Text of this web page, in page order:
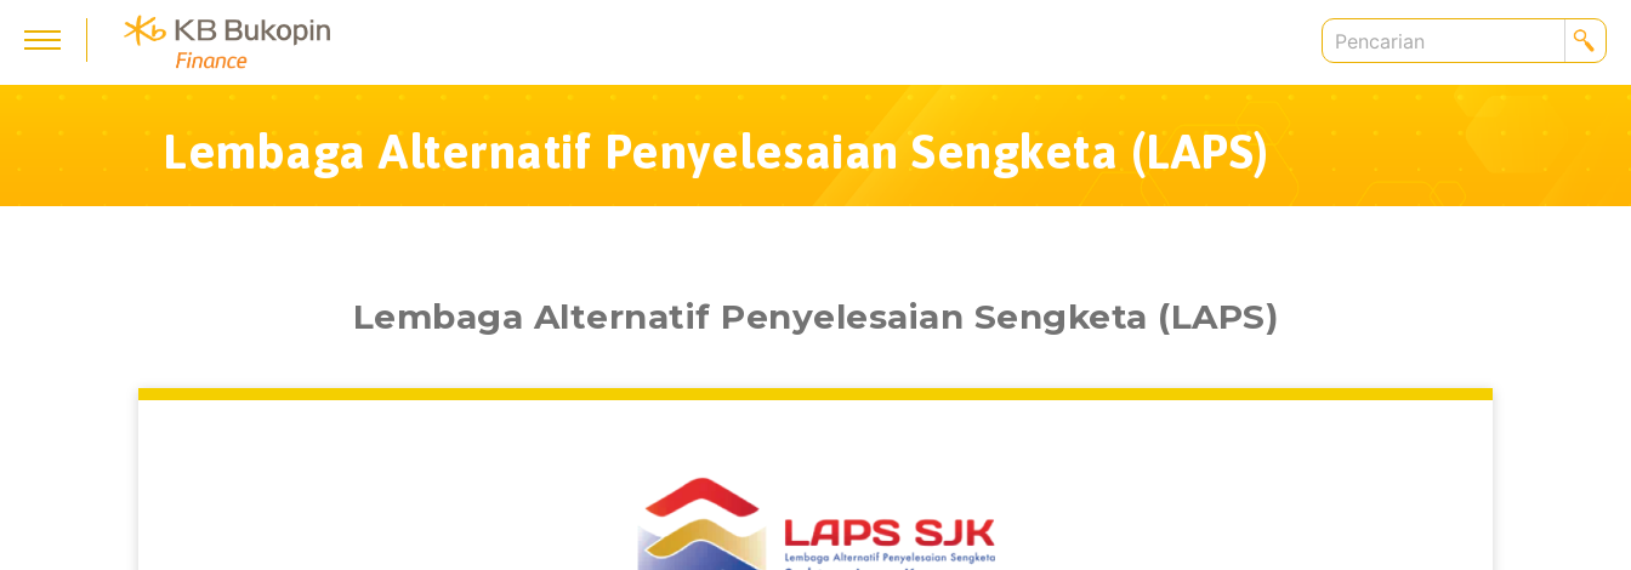
Lembaga Alternatif Penyelesaian Sengketa (LAPS)
Lembaga Alternatif Penyelesaian Sengketa (LAPS)